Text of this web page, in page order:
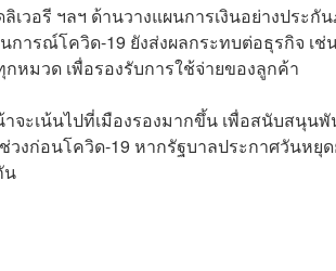
เวอรี ฯลฯ ด้านวางแผนการเงินอย่างปร
ารณ์โควิด-19 ยังส่งผลกระทบต่อธุรกิจ เ
หมวด เพื่อรองรับการใช้จ่ายของลูกค้า
ะเน้นไปที่เมืองรองมากขึ้น เพื่อสนับสนุน
วงก่อนโควิด-19 หากรัฐบาลประกาศวันหยุ
น